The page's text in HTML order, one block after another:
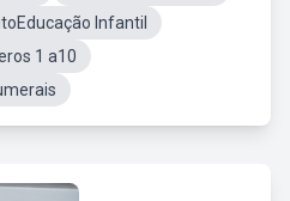
Infantil
1 a10